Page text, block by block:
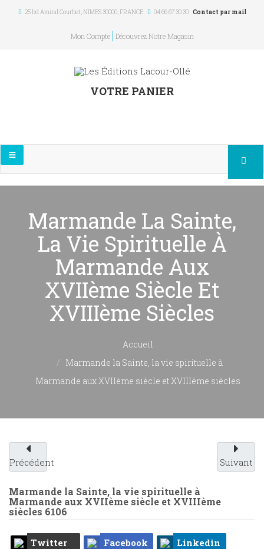
25 bd Amiral Courbet, NIMES 30000,FRANCE 04 66 67 30 30 Contact par mail
Mon Compte Découvrez Notre Magasin
VOTRE PANIER
Marmande La Sainte,
La Vie Spirituelle À
Marmande Aux
XVIIème Siècle Et
XVIIIème Siècles
Accueil
Marmande la Sainte, la vie spirituelle à
Marmande aux XVIIème siècle et XVIIIème siècles
Précédent Suivant
Marmande la Sainte, la vie spirituelle à
Marmande aux XVIIème siècle et XVIIIème
siècles 6106
Twitter Facebook Linkedin